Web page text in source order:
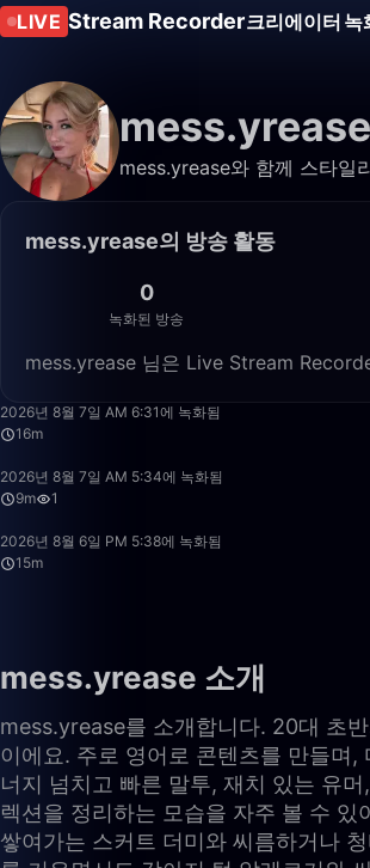
LIVE Stream Recorder크리에이터 녹
mess.yrease
mess.yrease와 함께 스타일
mess.yrease의 방송 활동
0
녹화된 방송
mess.yrease 님은 Live Stream
2026년 8월 7일 AM 6:31에 녹화됨
16m
2026년 8월 7일 AM 5:34에 녹화됨
9m
1
2026년 8월 6일 PM 5:38에 녹화됨
15m
mess.yrease 소개
mess.yrease를 소개합니다. 20대 초
이에요. 주로 영어로 콘텐츠를 만들며
너지 넘치고 빠른 말투, 재치 있는 유
렉션을 정리하는 모습을 자주 볼 수
쌓여가는 스커트 더미와 씨름하거나